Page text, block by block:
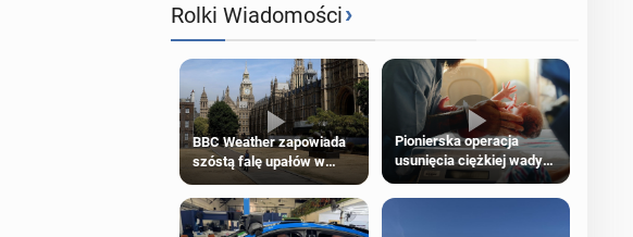
Rolki Wiadomości›
BBC Weather zapowiada
szóstą falę upałów w
Pionierska operacja
usunięcia ciężkiej wady
wrodzonej płodu w łonie
matki